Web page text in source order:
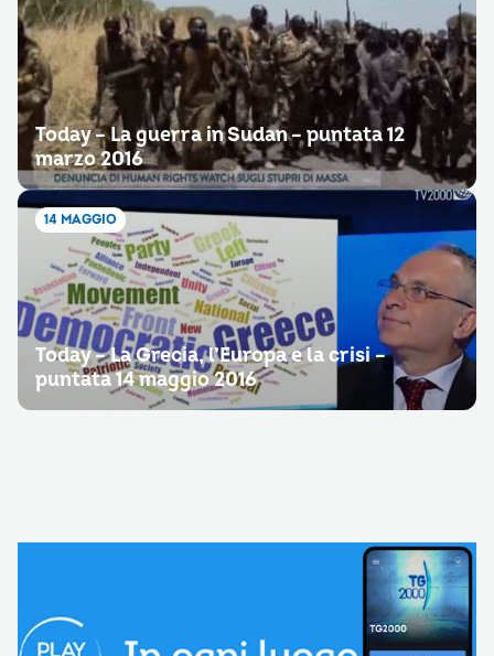
Today – La guerra in Sudan – puntata 12
marzo 2016
14 MAGGIO
Today – La Grecia, l’Europa e la crisi –
puntata 14 maggio 2016